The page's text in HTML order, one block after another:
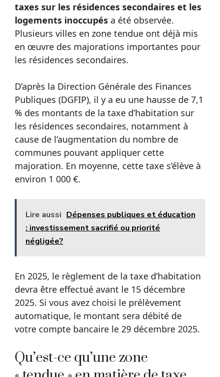
taxes sur les résidences secondaires et les
logements inoccupés a été observée.
Plusieurs villes en zone tendue ont déjà mis
en œuvre des majorations importantes pour
les résidences secondaires.
D’après la Direction Générale des Finances
Publiques (DGFIP), il y a eu une hausse de 7,1
% des montants de la taxe d’habitation sur
les résidences secondaires, notamment à
cause de l’augmentation du nombre de
communes pouvant appliquer cette
majoration. En moyenne, cette taxe s’élève à
environ 1 000 €.
Lire aussi Dépenses publiques et éducation
: investissement sacrifié ou priorité
négligée?
En 2025, le règlement de la taxe d’habitation
devra être effectué avant le 15 décembre
2025. Si vous avez choisi le prélèvement
automatique, le montant sera débité de
votre compte bancaire le 29 décembre 2025.
Qu’est-ce qu’une zone